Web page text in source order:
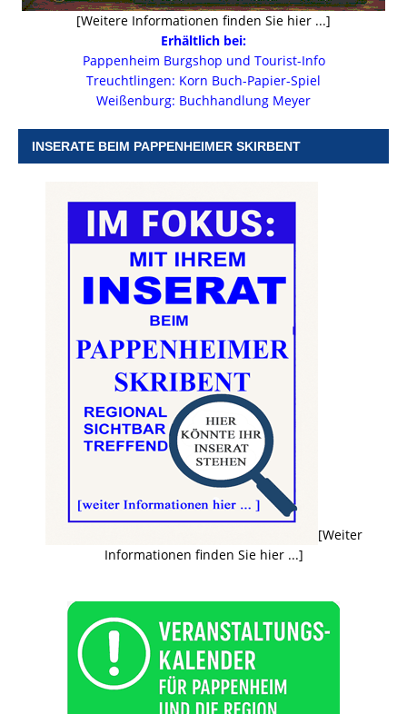
[Weitere Informationen finden Sie hier ...]
Erhältlich bei:
Pappenheim Burgshop und Tourist-Info
Treuchtlingen: Korn Buch-Papier-Spiel
Weißenburg: Buchhandlung Meyer
INSERATE BEIM PAPPENHEIMER SKIRBENT
[Weiter
Informationen finden Sie hier ...]